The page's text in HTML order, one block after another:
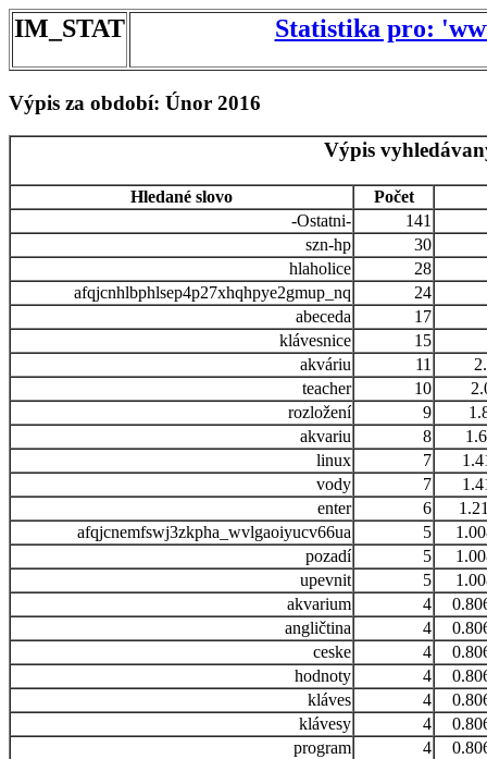
IM_STAT Statistika pro:
Výpis za období: Únor 2016
Výpis
Hledané slovo
Počet
-Ostatni-
141
szn-hp
30
hlaholice
28
afqjcnhlbphlsep4p27xhqhpye2gmup_nq
24
abeceda
17
klávesnice
15
akváriu
11
teacher
10
rozložení
9
akvariu
8
linux
7
vody
7
enter
6
afqjcnemfswj3zkpha_wvlgaoiyucv66ua
5
pozadí
5
upevnit
5
akvarium
4
angličtina
4
ceske
4
hodnoty
4
kláves
4
klávesy
4
program
4